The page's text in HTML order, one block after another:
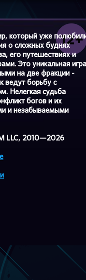
который уже
о сложных буднях
его путешествиях и
Это уникальная игра
на две фракции -
ведут борьбу с
Нелегкая судьба
богов и их
и незабываемыми
LLC, 2010—2026